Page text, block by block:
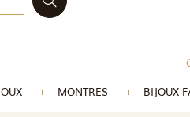
MONTRES BIJOUX